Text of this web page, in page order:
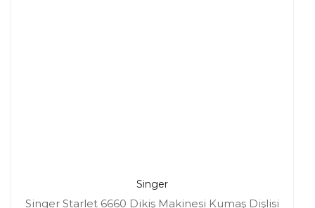
Singer
Singer Starlet 6660 Dikiş Makinesi Kumaş Dişlisi